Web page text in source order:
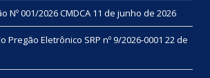
Nº 001/2026 CMDCA 11 de junho de 2026
Pregão Eletrônico SRP nº 9/2026-0001 22 de